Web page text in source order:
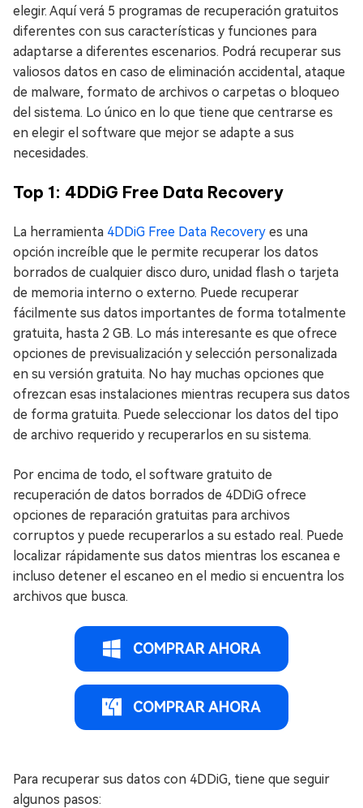
elegir. Aquí verá 5 programas de recuperación gratuitos
diferentes con sus características y funciones para
adaptarse a diferentes escenarios. Podrá recuperar sus
valiosos datos en caso de eliminación accidental, ataque
de malware, formato de archivos o carpetas o bloqueo
del sistema. Lo único en lo que tiene que centrarse es
en elegir el software que mejor se adapte a sus
necesidades.
Top 1: 4DDiG Free Data Recovery
La herramienta 4DDiG Free Data Recovery es una
opción increíble que le permite recuperar los datos
borrados de cualquier disco duro, unidad flash o tarjeta
de memoria interno o externo. Puede recuperar
fácilmente sus datos importantes de forma totalmente
gratuita, hasta 2 GB. Lo más interesante es que ofrece
opciones de previsualización y selección personalizada
en su versión gratuita. No hay muchas opciones que
ofrezcan esas instalaciones mientras recupera sus datos
de forma gratuita. Puede seleccionar los datos del tipo
de archivo requerido y recuperarlos en su sistema.
Por encima de todo, el software gratuito de
recuperación de datos borrados de 4DDiG ofrece
opciones de reparación gratuitas para archivos
corruptos y puede recuperarlos a su estado real. Puede
localizar rápidamente sus datos mientras los escanea e
incluso detener el escaneo en el medio si encuentra los
archivos que busca.
COMPRAR AHORA
COMPRAR AHORA
Para recuperar sus datos con 4DDiG, tiene que seguir
algunos pasos: